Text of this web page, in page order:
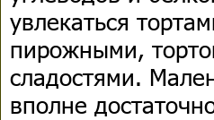
увлекаться
пирожными,
сладостями.
вполне